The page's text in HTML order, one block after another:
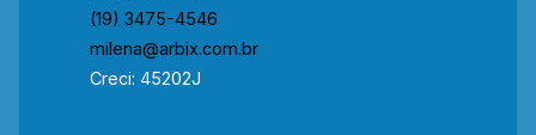
(19) 3475-4546
milena@arbix.com.br
Creci: 45202J